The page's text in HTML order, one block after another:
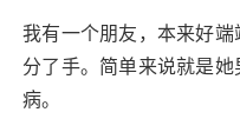
我有一个朋友，本来好
分了手。简单来说就是
病。